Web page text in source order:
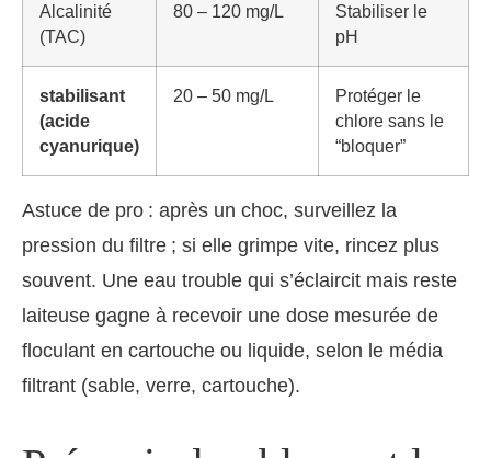
Alcalinité
(TAC)
80 – 120 mg/L
Stabiliser le
pH
stabilisant
(acide
cyanurique)
20 – 50 mg/L
Protéger le
chlore sans le
“bloquer”
Astuce de pro : après un choc, surveillez la
pression du filtre ; si elle grimpe vite, rincez plus
souvent. Une eau trouble qui s’éclaircit mais reste
laiteuse gagne à recevoir une dose mesurée de
floculant en cartouche ou liquide, selon le média
filtrant (sable, verre, cartouche).